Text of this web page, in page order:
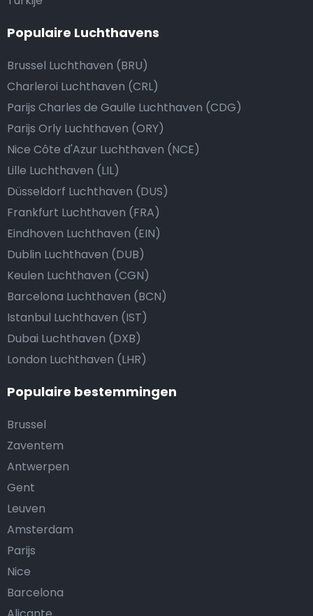
Populaire Luchthavens
Brussel Luchthaven (BRU)
Charleroi Luchthaven (CRL)
Parijs Charles de Gaulle Luchthaven (CDG)
Parijs Orly Luchthaven (ORY)
Nice Côte d'Azur Luchthaven (NCE)
Lille Luchthaven (LIL)
Düsseldorf Luchthaven (DUS)
Frankfurt Luchthaven (FRA)
Eindhoven Luchthaven (EIN)
Dublin Luchthaven (DUB)
Keulen Luchthaven (CGN)
Barcelona Luchthaven (BCN)
Istanbul Luchthaven (IST)
Dubai Luchthaven (DXB)
London Luchthaven (LHR)
Populaire bestemmingen
Brussel
Zaventem
Antwerpen
Gent
Leuven
Amsterdam
Parijs
Nice
Barcelona